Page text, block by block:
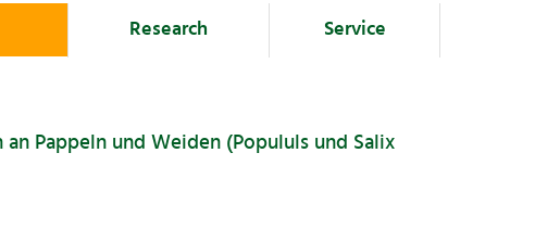
Research Service
Pappeln und Weiden (Popululs und Salix